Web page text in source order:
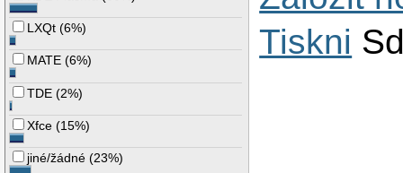
LXQt (6%)
MATE (6%)
TDE (2%)
Xfce (15%)
jiné/žádné (23%)
Tiskni